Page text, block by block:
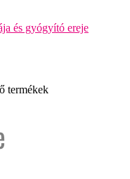
termékek
és gyógyító ereje